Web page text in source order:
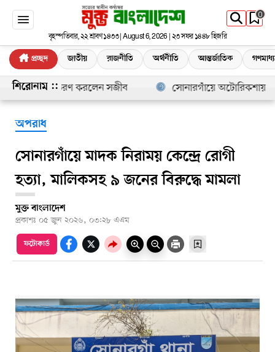
0
বৃহস্পতিবার, ২২ শ্রাবণ ১৪৩৩ | August 6, 2026 | ২৩ সফর ১৪৪৮ হিজরি
প্রচ্ছদ জাতীয় রাজনীতি অর্থনীতি আন্তর্জাতিক
শিরোনাম ::
চারা বিতরণ করলেন সজীব সোনারগাঁয়ে অটোরিকশায়
অপরাধ
সোনারগাঁয়ে মাদক নিরাময় কেন্দ্রে রোগী
হত্যা, মালিকসহ ৯ জনের বিরুদ্ধে মামলা
মুক্ত বাংলাদেশ
প্রকাশঃ ০৫ জুন ২০২৬, ০৩:২৮ এএম
ফটোকার্ড